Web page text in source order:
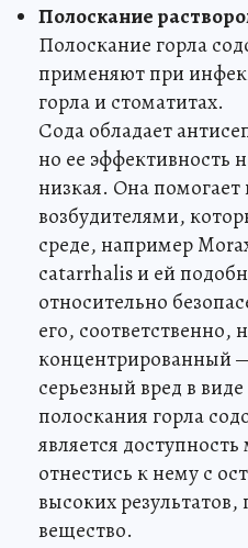
Полоскание
Полоскание горла
применяют при
горла и стоматитах.
Сода обладает
но ее эффективность
низкая. Она помогает
возбудителями,
среде, например
catarrhalis и ей
относительно
его, соответственно,
концентрированный
серьезный вред в
полоскания горла
является
отнестись к нему с
высоких
вещество.